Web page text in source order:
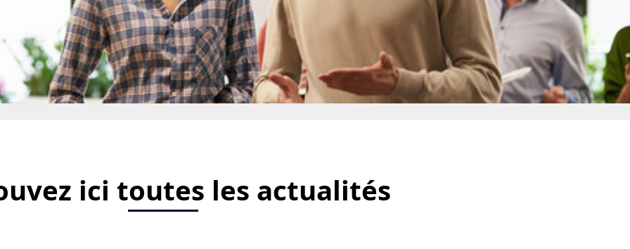
ici toutes les actualités